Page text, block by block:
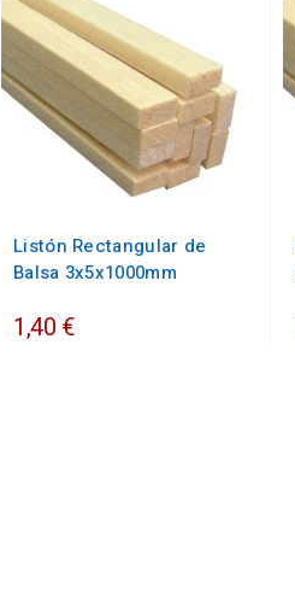
Listón Rectangular de
Balsa 3x5x1000mm
1,40 €